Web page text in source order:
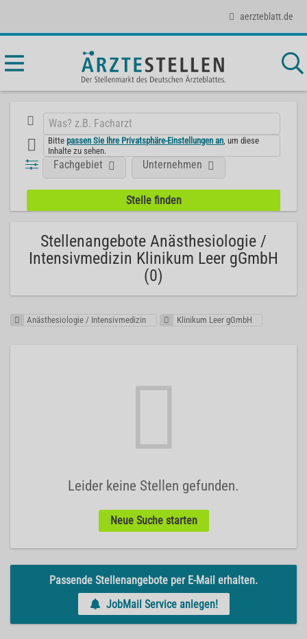
aerzteblatt.de
Bittepassen Sie Ihre Privatsphäre-Einstellungen an , um diese
Inhalte zu sehen.
Fachgebiet Unternehmen
Stellenangebote Anästhesiologie /
Intensivmedizin Klinikum Leer gGmbH
(0)
Anästhesiologie / Intensivmedizin Klinikum Leer gGmbH
Leider keine Stellen gefunden.
Neue Suche starten
Passende Stellenangebote per E-Mail erhalten.
JobMail Service anlegen!